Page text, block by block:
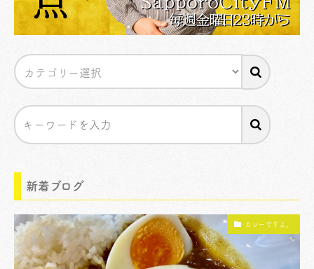
新着ブログ
カレーですよ。